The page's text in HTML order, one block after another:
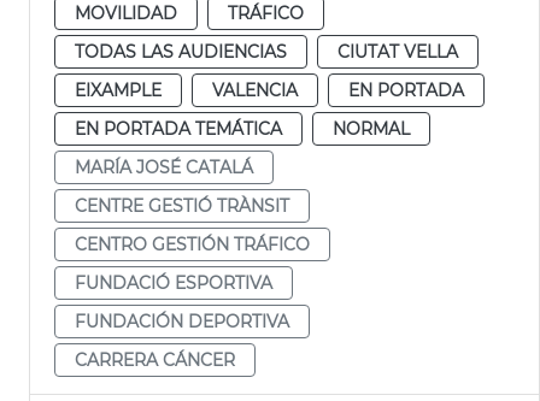
MOVILIDAD
TRÁFICO
TODAS LAS AUDIENCIAS
CIUTAT VELLA
EIXAMPLE
VALENCIA
EN PORTADA
EN PORTADA TEMÁTICA
NORMAL
MARÍA JOSÉ CATALÁ
CENTRE GESTIÓ TRÀNSIT
CENTRO GESTIÓN TRÁFICO
FUNDACIÓ ESPORTIVA
FUNDACIÓN DEPORTIVA
CARRERA CÁNCER